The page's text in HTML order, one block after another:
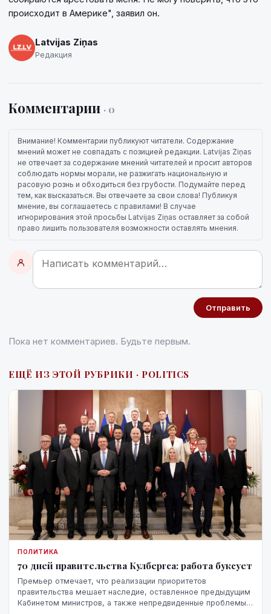
происходит в Америке", заявил он.
Latvijas Ziņas
Редакция
Комментарии · 0
Внимание! Комментарии публикуют читатели. Содержание
мнений может не совпадать с позицией редакции. Latvijas Ziņas
не отвечает за содержание мнений читателей и просит авторов
соблюдать нормы морали, не разжигать национальную и
расовую рознь и обходиться без грубости. Подумайте перед
тем, как высказаться. Вы отвечаете за свои слова! Публикуя
мнение, вы соглашаетесь с правилами! В случае
игнорирования этой просьбы Latvijas Ziņas оставляет за собой
право лишить пользователя возможности оставлять мнения.
Отправить
Пока нет комментариев. Будьте первым.
ЕЩЁ ИЗ ЭТОЙ РУБРИКИ · POLITICS
ПОЛИТИКА
70 дней правительства Кулбергса: работа буксует
Премьер отмечает, что реализации приоритетов
правительства мешает наследие, оставленное предыдущим
Кабинетом министров, а также непредвиденные проблемы,